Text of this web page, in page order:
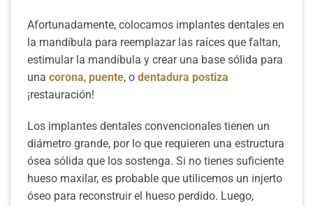
Afortunadamente, colocamos implantes dentales en
la mandíbula para reemplazar las raíces que faltan,
estimular la mandíbula y crear una base sólida para
una corona, puente, o dentadura postiza
¡restauración!
Los implantes dentales convencionales tienen un
diámetro grande, por lo que requieren una estructura
ósea sólida que los sostenga. Si no tienes suficiente
hueso maxilar, es probable que utilicemos un injerto
óseo para reconstruir el hueso perdido. Luego,